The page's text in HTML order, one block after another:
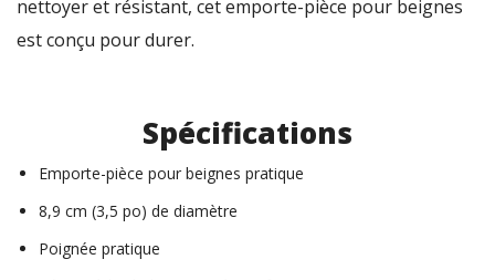
nettoyer et résistant, cet emporte-pièce pour beignes
est conçu pour durer.
Spécifications
Emporte-pièce pour beignes pratique
8,9 cm (3,5 po) de diamètre
Poignée pratique